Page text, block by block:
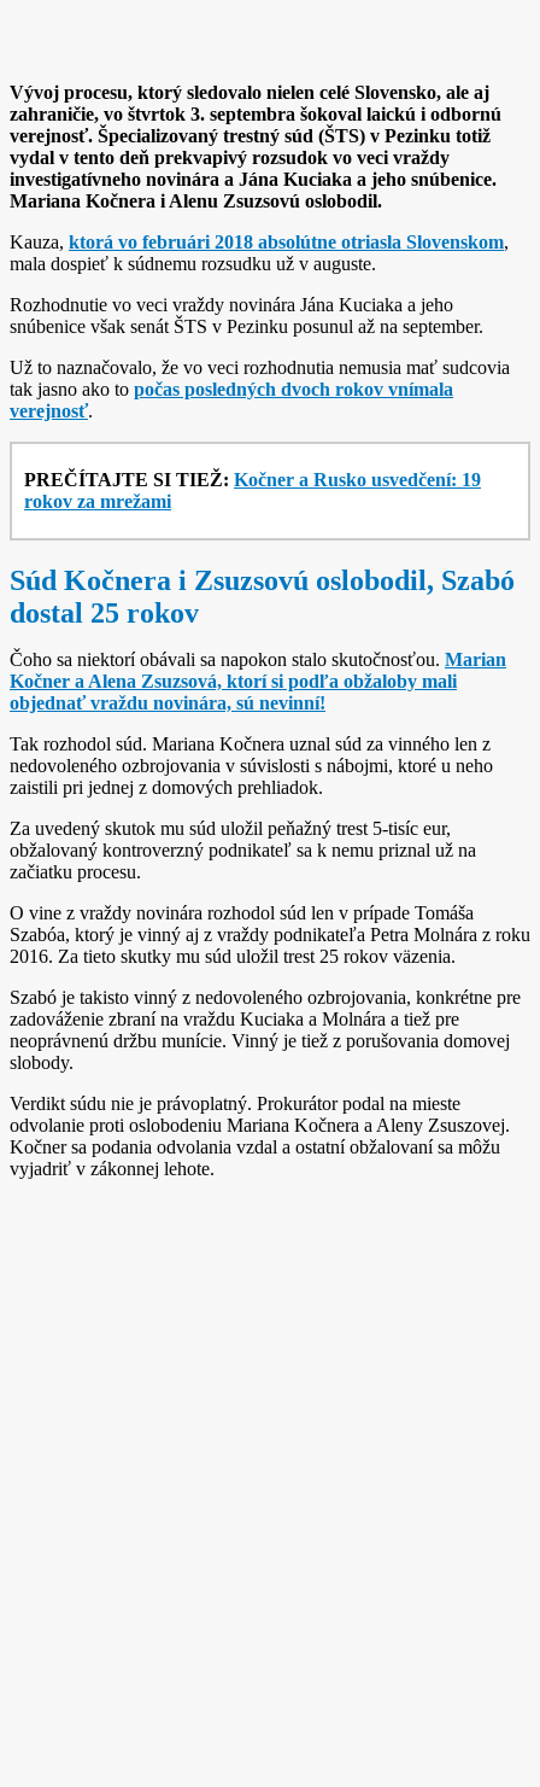
Vývoj procesu, ktorý sledovalo nielen celé Slovensko, ale aj
zahraničie, vo štvrtok 3. septembra šokoval laickú i odbornú
verejnosť. Špecializovaný trestný súd (ŠTS) v Pezinku totiž
vydal v tento deň prekvapivý rozsudok vo veci vraždy
investigatívneho novinára a Jána Kuciaka a jeho snúbenice.
Mariana Kočnera i Alenu Zsuzsovú oslobodil.
Kauza, ktorá vo februári 2018 absolútne otriasla Slovenskom,
mala dospieť k súdnemu rozsudku už v auguste.
Rozhodnutie vo veci vraždy novinára Jána Kuciaka a jeho
snúbenice však senát ŠTS v Pezinku posunul až na september.
Už to naznačovalo, že vo veci rozhodnutia nemusia mať sudcovia
tak jasno ako to počas posledných dvoch rokov vnímala
verejnosť.
PREČÍTAJTE SI TIEŽ: Kočner a Rusko usvedčení: 19
rokov za mrežami
Súd Kočnera i Zsuzsovú oslobodil, Szabó
dostal 25 rokov
Čoho sa niektorí obávali sa napokon stalo skutočnosťou. Marian
Kočner a Alena Zsuzsová, ktorí si podľa obžaloby mali
objednať vraždu novinára, sú nevinní!
Tak rozhodol súd. Mariana Kočnera uznal súd za vinného len z
nedovoleného ozbrojovania v súvislosti s nábojmi, ktoré u neho
zaistili pri jednej z domových prehliadok.
Za uvedený skutok mu súd uložil peňažný trest 5-tisíc eur,
obžalovaný kontroverzný podnikateľ sa k nemu priznal už na
začiatku procesu.
O vine z vraždy novinára rozhodol súd len v prípade Tomáša
Szabóa, ktorý je vinný aj z vraždy podnikateľa Petra Molnára z roku
2016. Za tieto skutky mu súd uložil trest 25 rokov väzenia.
Szabó je takisto vinný z nedovoleného ozbrojovania, konkrétne pre
zadováženie zbraní na vraždu Kuciaka a Molnára a tiež pre
neoprávnenú držbu munície. Vinný je tiež z porušovania domovej
slobody.
Verdikt súdu nie je právoplatný. Prokurátor podal na mieste
odvolanie proti oslobodeniu Mariana Kočnera a Aleny Zsuszovej.
Kočner sa podania odvolania vzdal a ostatní obžalovaní sa môžu
vyjadriť v zákonnej lehote.